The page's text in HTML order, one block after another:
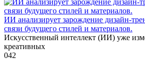
ИИ анализирует зарождение дизайн-
связи будущего стилей и материалов.
Искусственный интеллект (ИИ) уже
креативных
042